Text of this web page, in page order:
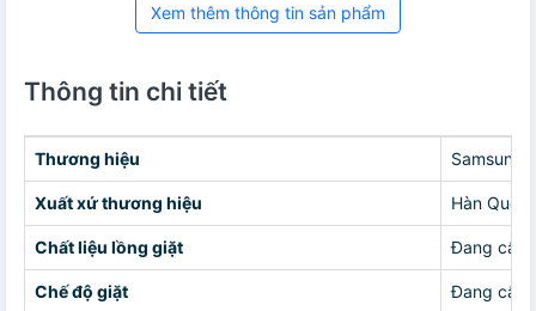
Xem thêm thông tin sản phẩm
Thông tin chi tiết
Thương hiệu Samsung
Xuất xứ thương hiệu Hàn Quốc
Chất liệu lồng giặt Đang cập
Chế độ giặt Đang cập